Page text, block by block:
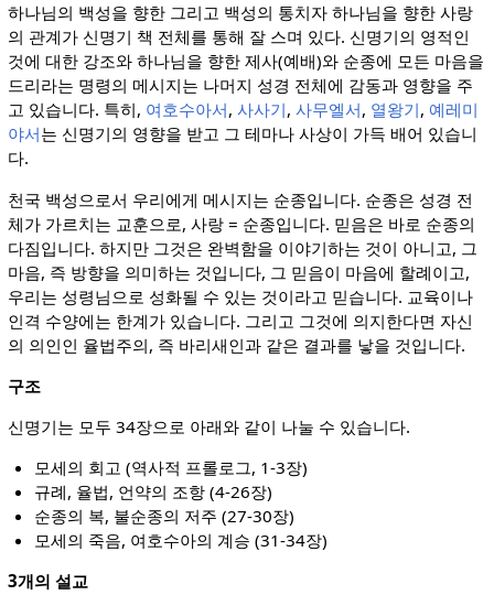
하나님의 백성을 향한 그리고 백성의 통치자 하나님을 향한 사랑
의 관계가 신명기 책 전체를 통해 잘 스며 있다. 신명기의 영적인
것에 대한 강조와 하나님을 향한 제사(예배)와 순종에 모든 마음을
드리라는 명령의 메시지는 나머지 성경 전체에 감동과 영향을 주
고 있습니다. 특히, 여호수아서, 사사기, 사무엘서, 열왕기, 예레미
야서는 신명기의 영향을 받고 그 테마나 사상이 가득 배어 있습니
다.
천국 백성으로서 우리에게 메시지는 순종입니다. 순종은 성경 전
체가 가르치는 교훈으로, 사랑 = 순종입니다. 믿음은 바로 순종의
다짐입니다. 하지만 그것은 완벽함을 이야기하는 것이 아니고, 그
마음, 즉 방향을 의미하는 것입니다, 그 믿음이 마음에 할례이고,
우리는 성령님으로 성화될 수 있는 것이라고 믿습니다. 교육이나
인격 수양에는 한계가 있습니다. 그리고 그것에 의지한다면 자신
의 의인인 율법주의, 즉 바리새인과 같은 결과를 낳을 것입니다.
구조
신명기는 모두 34장으로 아래와 같이 나눌 수 있습니다.
모세의 회고 (역사적 프롤로그, 1-3장)
규례, 율법, 언약의 조항 (4-26장)
순종의 복, 불순종의 저주 (27-30장)
모세의 죽음, 여호수아의 계승 (31-34장)
3개의 설교